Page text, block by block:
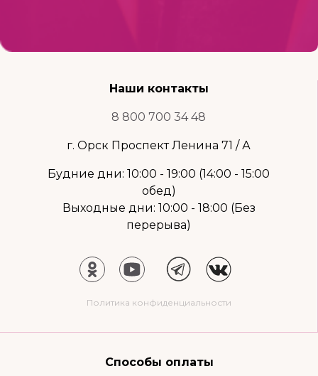
Наши контакты
8 800 700 34 48
г. Орск Проспект Ленина 71 / А
Будние дни: 10:00 - 19:00 (14:00 - 15:00
обед)
Выходные дни: 10:00 - 18:00 (Без
перерыва)
Политика конфиденциальности
Способы оплаты